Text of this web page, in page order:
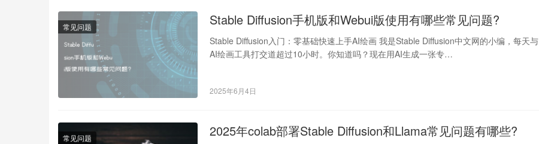
常见问题 Stable Diffusion手机版和Webui版使用有哪些常见问题?
Stable Diffusion入门：零基础快速上手AI绘画 我是Stable Diffusion中文网的小编，每天与
AI绘画工具打交道超过10小时。你知道吗？现在用AI生成一张专…
2025年6月4日
常见问题 2025年colab部署Stable Diffusion和Llama常见问题有哪些?